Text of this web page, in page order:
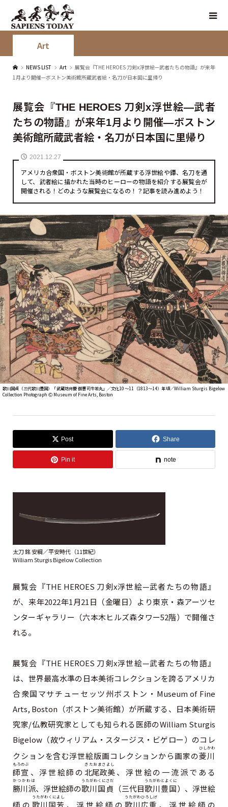
Art
NEWS LIST Art
展覧会『THE HEROES 刀剣x浮世絵—武者たちの物語』が来年
1月より開催—ボストン美術館所蔵武者絵・名刀が日本国に里帰り
展覧会『THE HEROES 刀剣x浮世絵—武者
たちの物語』が来年1月より開催—ボストン
美術館所蔵武者絵・名刀が日本国に里帰り
2021.12.27
アメリカ合衆国・ボストン美術館が所蔵する浮世絵や鐔、名刀を通
して、武者絵に描かれた当時のヒーローの物語を紹介する展覧会が
開催される！どのような展覧会になるの！？記事を読み進めよう！
歌川国貞（三代歌川豊国）「武蔵坊弁慶 御曹司牛若丸」／文化10～11（1813～14）年頃／William Sturgis Bigelow
Collection Photograph Ⓒ Museum of Fine Arts, Boston
Post Share
Pin it note
太刀 銘 安綱／平安時代（11世紀）
William Sturgis Bigelow Collection
展覧会『THE HEROES 刀剣x浮世絵—武者たちの物語』
が、来年2022年1月21日（金曜日）より東京・森アーツセ
ンターギャラリー（六本木ヒルズ森タワー52階）で開催さ
れる。
展覧会『THE HEROES 刀剣x浮世絵—武者たちの物語』
は、世界最高水準の日本美術コレクションを誇るアメリカ
合衆国マサチューセッツ州ボストン・Museum of Fine
Arts, Boston（ボストン美術館）が所蔵する、日本美術研
究家/仏教研究家としても知られる医師のWilliam Sturgis
Bigelow（故ウィリアム・スタージス・ビゲロー）のコレ
クションを含む浮世絵版画コレクションから画家の菱川
ひしかわ
師宣
もろのぶ
、浮世絵師の北尾政美
きたおまさよし
、浮世絵の一流派である
勝川派
かつかわは
、浮世絵師の歌川国貞
うたがわくにさだ
（三代目歌川豊国
うたがわとよくに
）、浮世絵
うたがわくによし うたがわひろしげ